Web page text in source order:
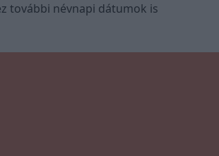
további névnapi dátumok is